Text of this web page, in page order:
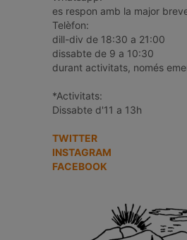
es respon amb la major
Telèfon:
dill-div de 18:30 a 21:00
dissabte de 9 a 10:30
durant activitats, només
*Activitats:
Dissabte d'11 a 13h
TWITTER
INSTAGRAM
FACEBOOK